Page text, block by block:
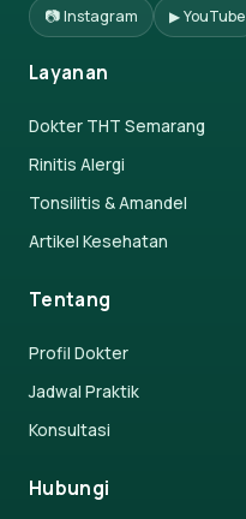
📷 Instagram ▶ YouTube
Layanan
Dokter THT Semarang
Rinitis Alergi
Tonsilitis & Amandel
Artikel Kesehatan
Tentang
Profil Dokter
Jadwal Praktik
Konsultasi
Hubungi